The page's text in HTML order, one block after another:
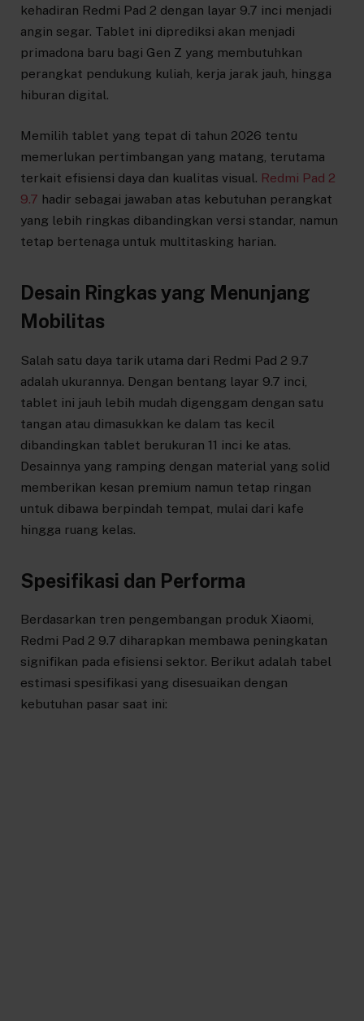
kehadiran Redmi Pad 2 dengan layar 9.7 inci menjadi
angin segar. Tablet ini diprediksi akan menjadi
primadona baru bagi Gen Z yang membutuhkan
perangkat pendukung kuliah, kerja jarak jauh, hingga
hiburan digital.
Memilih tablet yang tepat di tahun 2026 tentu
memerlukan pertimbangan yang matang, terutama
terkait efisiensi daya dan kualitas visual. Redmi Pad 2
9.7 hadir sebagai jawaban atas kebutuhan perangkat
yang lebih ringkas dibandingkan versi standar, namun
tetap bertenaga untuk multitasking harian.
Desain Ringkas yang Menunjang
Mobilitas
Salah satu daya tarik utama dari Redmi Pad 2 9.7
adalah ukurannya. Dengan bentang layar 9.7 inci,
tablet ini jauh lebih mudah digenggam dengan satu
tangan atau dimasukkan ke dalam tas kecil
dibandingkan tablet berukuran 11 inci ke atas.
Desainnya yang ramping dengan material yang solid
memberikan kesan premium namun tetap ringan
untuk dibawa berpindah tempat, mulai dari kafe
hingga ruang kelas.
Spesifikasi dan Performa
Berdasarkan tren pengembangan produk Xiaomi,
Redmi Pad 2 9.7 diharapkan membawa peningkatan
signifikan pada efisiensi sektor. Berikut adalah tabel
estimasi spesifikasi yang disesuaikan dengan
kebutuhan pasar saat ini: